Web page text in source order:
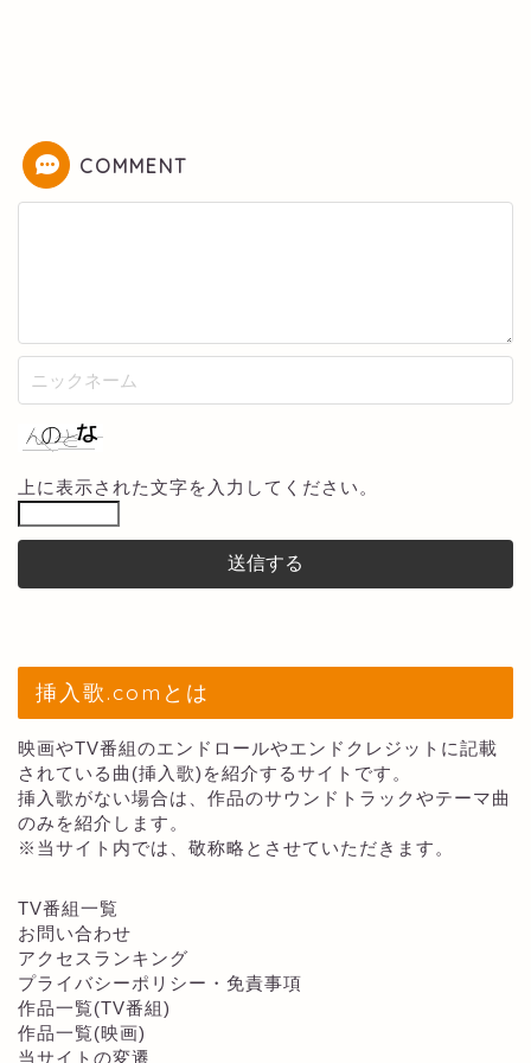
COMMENT
上に表示された文字を入力してください。
挿入歌.comとは
映画やTV番組のエンドロールやエンドクレジットに記載
されている曲(挿入歌)を紹介するサイトです。
挿入歌がない場合は、作品のサウンドトラックやテーマ曲
のみを紹介します。
※当サイト内では、敬称略とさせていただきます。
TV番組一覧
お問い合わせ
アクセスランキング
プライバシーポリシー・免責事項
作品一覧(TV番組)
作品一覧(映画)
当サイトの変遷